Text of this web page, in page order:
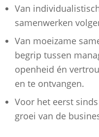
Van
samenwerken
Van moeizame
begrip tussen
openheid én
en te ontvangen.
Voor het eerst
groei van de